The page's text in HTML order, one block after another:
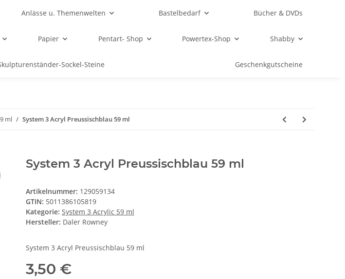
Anlässe u. Themenwelten Bastelbedarf Bücher & DVDs
Papier Pentart- Shop Powertex-Shop Shabby
Sockel-Steine Geschenkgutscheine
ml System 3 Acryl Preussischblau 59 ml
System 3 Acryl Preussischblau 59 ml
Artikelnummer: 129059134
GTIN: 5011386105819
Kategorie: System 3 Acrylic 59 ml
Hersteller: Daler Rowney
System 3 Acryl Preussischblau 59 ml
3,50 €